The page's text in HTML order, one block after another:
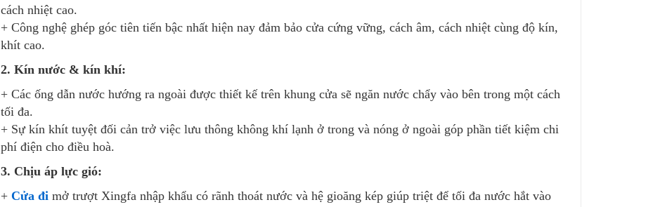
cách nhiệt cao.
+ Công nghệ ghép góc tiên tiến bậc nhất hiện nay đảm bảo cửa cứng vững, cách âm, cách nhiệt cùng độ kín,
khít cao.
2. Kín nước & kín khí:
+ Các ống dẫn nước hướng ra ngoài được thiết kế trên khung cửa sẽ ngăn nước chẩy vào bên trong một cách
tối đa.
+ Sự kín khít tuyệt đối cản trở việc lưu thông không khí lạnh ở trong và nóng ở ngoài góp phần tiết kiệm chi
phí điện cho điều hoà.
3. Chịu áp lực gió:
+ Cửa đimở trượt Xingfa nhập khẩu có rãnh thoát nước và hệ gioăng kép giúp triệt để tối đa nước hắt vào